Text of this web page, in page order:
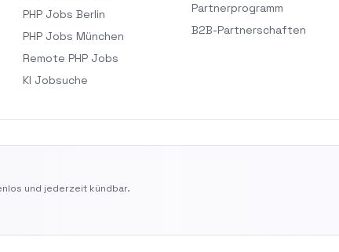
PHP Jobs Berlin
PHP Jobs München
Remote PHP Jobs
KI Jobsuche
Partnerprogramm
B2B-Partnerschaften
und jederzeit kündbar.